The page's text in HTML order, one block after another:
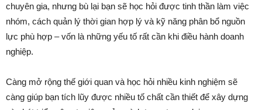
chuyên gia, nhưng bù lại bạn sẽ học hỏi được tinh thần làm việc
nhóm, cách quản lý thời gian hợp lý và kỹ năng phân bổ nguồn
lực phù hợp – vốn là những yếu tố rất cần khi điều hành doanh
nghiệp.
Càng mở rộng thế giới quan và học hỏi nhiều kinh nghiệm sẽ
càng giúp bạn tích lũy được nhiều tố chất cần thiết để xây dựng